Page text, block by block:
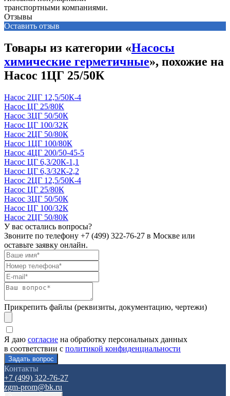
транспортными компаниями.
Отзывы
Оставить отзыв
Товары из категории «Насосы
химические герметичные», похожие на
Насос 1ЦГ 25/50К
Насос 2ЦГ 12,5/50К-4
Насос ЦГ 25/80К
Насос 3ЦГ 50/50К
Насос ЦГ 100/32К
Насос 2ЦГ 50/80К
Насос 1ЦГ 100/80К
Насос 4ЦГ 200/50-45-5
Насос ЦГ 6,3/20К-1,1
Насос ЦГ 6,3/32К-2,2
Насос 2ЦГ 12,5/50К-4
Насос ЦГ 25/80К
Насос 3ЦГ 50/50К
Насос ЦГ 100/32К
Насос 2ЦГ 50/80К
У вас остались вопросы?
Звоните по телефону +7 (499) 322-76-27 в Москве или
оставьте заявку онлайн.
Прикрепить файлы (реквизиты, документацию, чертежи)
Я даю согласие на обработку персональных данных
в соответствии с политикой конфиденциальности
Контакты
+7 (499) 322-76-27
zgm-prom@bk.ru